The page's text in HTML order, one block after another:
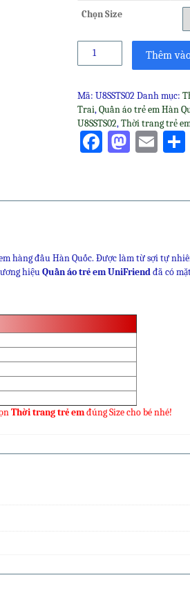
Chọn Size
Quần
UniFriend
mã
U8SSTS02
số
Thêm
Mã: U8SSTS02Danh mục:
Trai,Quần áo trẻ em Hàn
U8SSTS02,Thời trang trẻ
Facebook
hàng đầu Hàn Quốc. Được làm từ sợi tự
hiệuQuần áo trẻ em UniFriendđã có
Thời trang trẻ emđúng Size cho bé nhé!